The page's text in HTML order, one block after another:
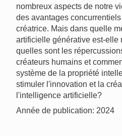
nombreux aspects de notre
des avantages
créatrice. Mais dans quelle
artificielle générative est-elle
quelles sont les
créateurs humains et
système de la propriété
stimuler l'innovation et la
l'intelligence artificielle?
Année de publication: 2024